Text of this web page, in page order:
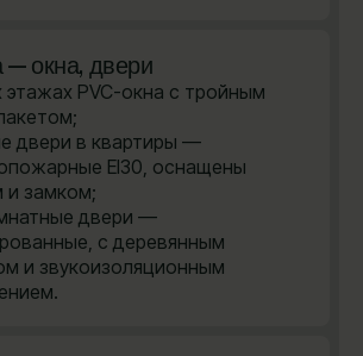
— окна, двери
этажах PVC-окна с тройным
двери в квартиры —
EI30, оснащены
и замком;
двери —
с деревянным
и звукоизоляционным